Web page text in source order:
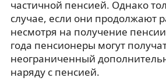
частичной пенсией. Однако
случае, если они продолжают
несмотря на получение
года пенсионеры могут
неограниченный
наряду с пенсией.